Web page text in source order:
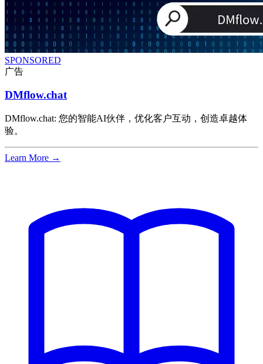
SPONSORED
广告
DMflow.chat
DMflow.chat: 您的智能AI伙伴，优化客户互动，创造卓越体
验。
Learn More →